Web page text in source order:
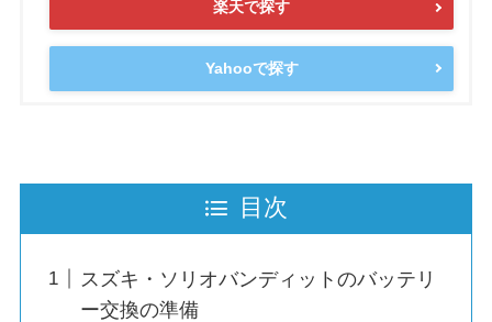
楽天で探す
Yahooで探す
目次
スズキ・ソリオバンディットのバッテリ
ー交換の準備